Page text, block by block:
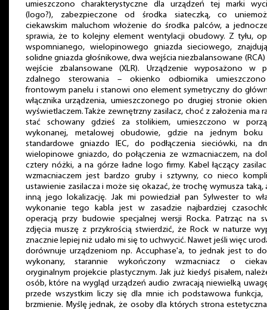
umieszczono charakterystyczne dla urządzeń tej marki
(logo?), zabezpieczone od środka siateczką, co
ciekawskim maluchom włożenie do środka palców, a
sprawia, że to kolejny element wentylacji obudowy. Z tyłu,
wspomnianego, wielopinowego gniazda sieciowego,
solidne gniazda głośnikowe, dwa wejścia niezbalansowane (RCA)
wejście zbalansowane (XLR). Urządzenie wyposażono w
zdalnego sterowania – okienko odbiornika
frontowym panelu i stanowi ono element symetryczny do
włącznika urządzenia, umieszczonego po drugiej stronie
wyświetlaczem. Także zewnętrzny zasilacz, choć z założenia ma
stać schowany gdzieś za stolikiem, umieszczono w
wykonanej, metalowej obudowie, gdzie na jednym boku
standardowe gniazdo IEC, do podłączenia sieciówki, na
wielopinowe gniazdo, do połączenia ze wzmacniaczem, na
cztery nóżki, a na górze ładne logo firmy. Kabel łączący
wzmacniaczem jest bardzo gruby i sztywny, co nieco
ustawienie zasilacza i może się okazać, że trochę wymusza taką,
inną jego lokalizację. Jak mi powiedział pan Sylwester to
wykonanie tego kabla jest w zasadzie najbardziej
operacją przy budowie specjalnej wersji Rocka. Patrząc na
zdjęcia muszę z przykrością stwierdzić, że Rock w naturze
znacznie lepiej niż udało mi się to uchwycić. Nawet jeśli więc
dorównuje urządzeniom np. Accuphase'a, to jednak jest to
wykonany, starannie wykończony wzmacniacz o
oryginalnym projekcie plastycznym. Jak już kiedyś pisałem,
osób, które na wygląd urządzeń audio zwracają niewielką
przede wszystkim liczy się dla mnie ich podstawowa funkcja,
brzmienie. Myślę jednak, że osoby dla których strona